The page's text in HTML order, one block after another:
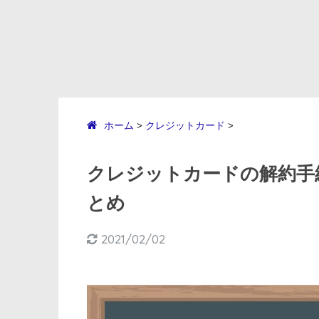
ホーム > クレジットカード >
クレジットカードの解約
とめ
2021/02/02